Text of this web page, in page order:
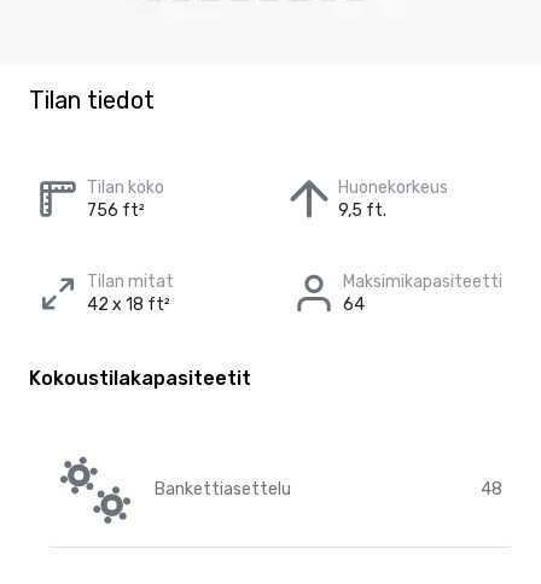
Tilan tiedot
Tilan koko
756 ft²
Huonekorkeus
9,5 ft.
Tilan mitat
42 x 18 ft²
Maksimikapasiteetti
64
Kokoustilakapasiteetit
Bankettiasettelu 48